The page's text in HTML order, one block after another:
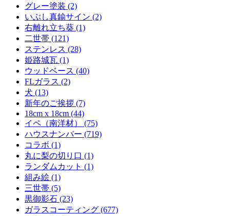
グレー塗装 (2)
いぶし真鍮サイン (2)
右離れ立ち葵 (1)
二世帯 (121)
ステンレス (28)
姫路城瓦 (1)
ウッドベース (40)
FLガラス (2)
犬 (13)
新年のご挨拶 (7)
18cm x 18cm (44)
イペ（南洋材） (75)
ハウスナンバー (719)
コラボ (1)
丸に梨の切り口 (1)
ランダムカット (1)
組み絵 (1)
三世帯 (5)
黒御影石 (23)
ガラスコーティング (677)